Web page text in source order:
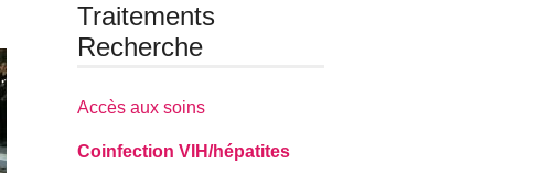
Traitements
Recherche
Accès aux soins
Coinfection VIH/hépatites